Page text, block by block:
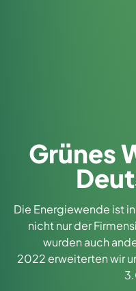
Grünes
Die Energiewende ist
nicht nur der
wurden auch
2022 erweiterten wir